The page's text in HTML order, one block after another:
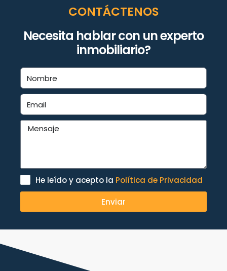
CONTÁCTENOS
Necesita hablar con un experto
inmobiliario?
He leído y acepto la Política de Privacidad
Enviar